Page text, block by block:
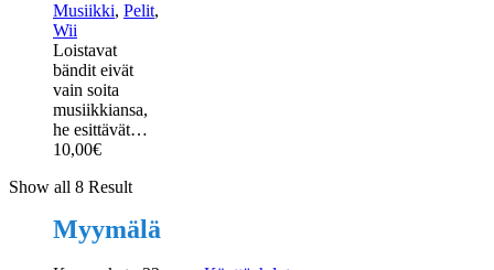
Musiikki, Pelit,
Wii
Loistavat
bändit eivät
vain soita
musiikkiansa,
he esittävät…
10,00€
Show all 8 Result
Myymälä